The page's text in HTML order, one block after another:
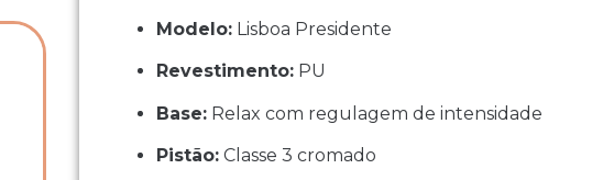
Modelo: Lisboa Presidente
Revestimento: PU
Base: Relax com regulagem de intensidade
Pistão: Classe 3 cromado